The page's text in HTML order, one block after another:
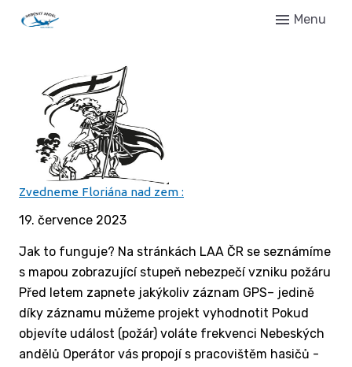
Menu
Zvedneme Floriána nad zem :
19. července 2023
Jak to funguje? Na stránkách LAA ČR se seznámíme
s mapou zobrazující stupeň nebezpečí vzniku požáru
Před letem zapnete jakýkoliv záznam GPS– jedině
díky záznamu můžeme projekt vyhodnotit Pokud
objevíte událost (požár) voláte frekvenci Nebeských
andělů Operátor vás propojí s pracovištěm hasičů -